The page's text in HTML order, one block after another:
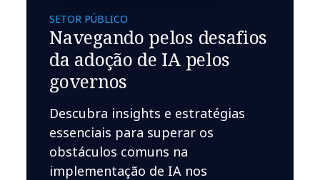
SETOR PÚBLICO
Navegando pelos desafios
da adoção de IA pelos
governos
Descubra insights e estratégias
essenciais para superar os
obstáculos comuns na
implementação de IA nos